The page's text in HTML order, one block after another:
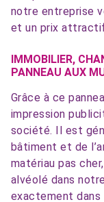
notre entreprise
et un prix
IMMOBILIER,
PANNEAU AUX
Grâce à ce
impression
société. Il est
bâtiment et de
matériau pas
alvéolé dans
exactement dans